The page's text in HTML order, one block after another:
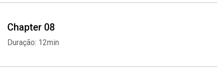
Chapter 08
Duração: 12min